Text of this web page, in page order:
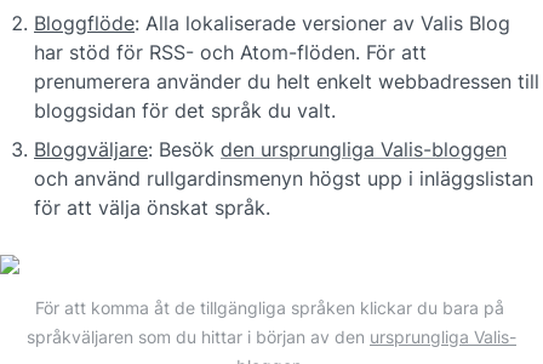
Bloggflöde: Alla lokaliserade versioner av Valis Blog
har stöd för RSS- och Atom-flöden. För att
prenumerera använder du helt enkelt webbadressen till
bloggsidan för det språk du valt.
Bloggväljare: Besök den ursprungliga Valis-bloggen
och använd rullgardinsmenyn högst upp i inläggslistan
för att välja önskat språk.
För att komma åt de tillgängliga språken klickar du bara på
språkväljaren som du hittar i början av den ursprungliga Valis-